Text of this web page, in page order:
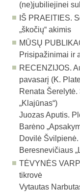
(ne)jubiliejinei
IŠ PRAEITIES.
„škočių“ akimis
MŪSŲ
Prisipažinimai ir
RECENZIJOS.
pavasarį (K.
Renata
„Klajūnas“)
Juozas Aputis.
Barėno
Dovilė
Beresnevičiaus
TĖVYNĖS
tikrovė
Vytautas